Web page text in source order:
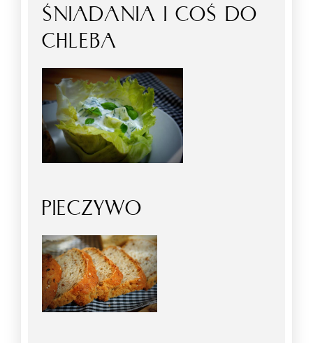
ŚNIADANIA I COŚ DO
CHLEBA
PIECZYWO